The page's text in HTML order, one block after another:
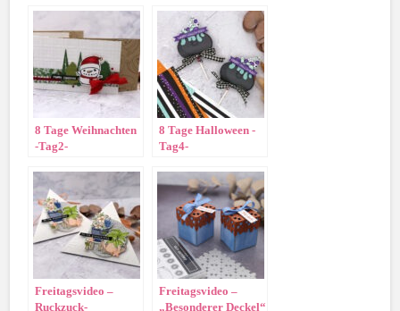
8 Tage Weihnachten
-Tag2-
8 Tage Halloween -
Tag4-
Freitagsvideo –
Ruckzuck-
Freitagsvideo –
„Besonderer Deckel“